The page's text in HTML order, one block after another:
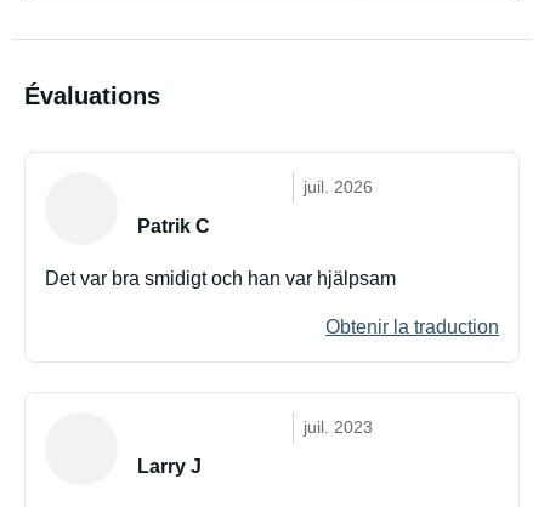
Évaluations
juil. 2026
Patrik C
Det var bra smidigt och han var hjälpsam
Obtenir la traduction
juil. 2023
Larry J